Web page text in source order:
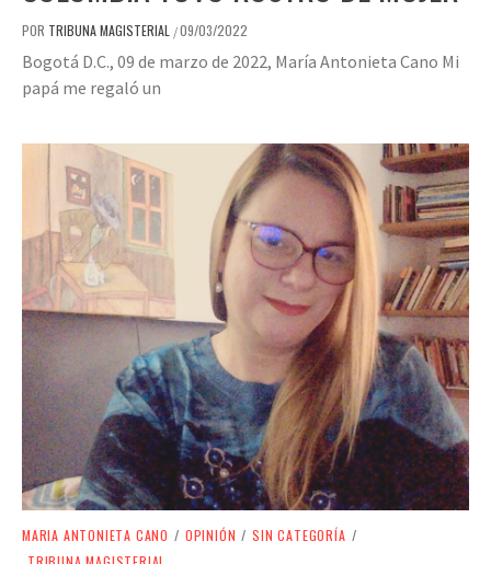
POR TRIBUNA MAGISTERIAL /09/03/2022
Bogotá D.C., 09 de marzo de 2022, María Antonieta Cano Mi
papá me regaló un
MARIA ANTONIETA CANO / OPINIÓN / SIN CATEGORÍA /